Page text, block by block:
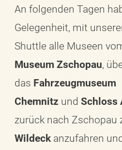
An folgenden Tagen
Gelegenheit, mit
Shuttle alle Museen
Museum Zschopau,
das Fahrzeugmuseum
Chemnitz und Schloss
zurück nach Zschopau
Wildeckanzufahren